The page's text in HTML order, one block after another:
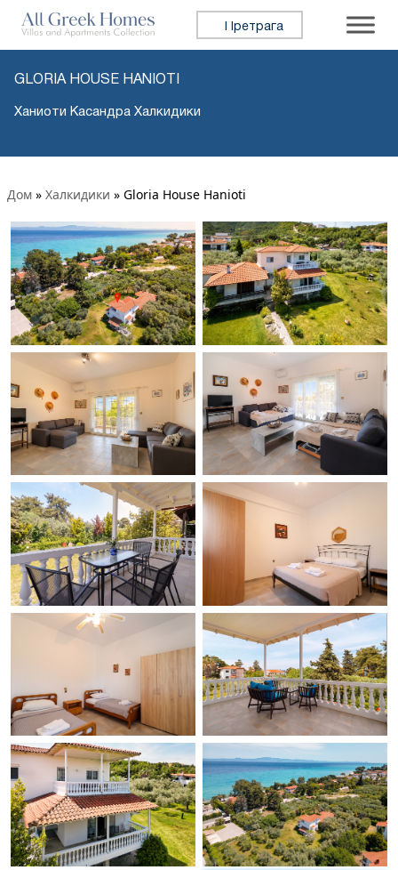
Претражи:
GLORIA HOUSE HANIOTI
Ханиоти Касандра Халкидики
Дом » Халкидики » Gloria House Hanioti